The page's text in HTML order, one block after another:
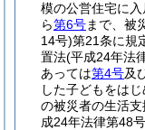
模の公営住宅に
ら第6号まで、被
14号)第21条に規
置法(平成24年法
あっては第4号及
した子どもをは
の被災者の生活
成24年法律第48